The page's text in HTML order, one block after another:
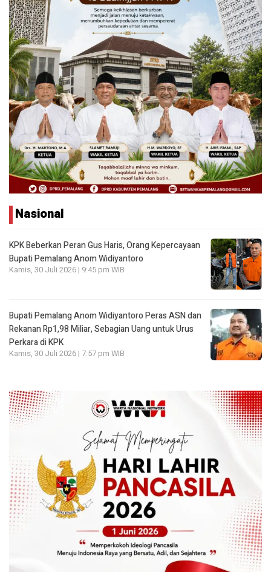
Nasional
KPK Beberkan Peran Gus Haris, Orang Kepercayaan
Bupati Pemalang Anom Widiyantoro
Kamis, 30 Juli 2026 | 9:45 pm WIB
Bupati Pemalang Anom Widiyantoro Peras ASN dan
Rekanan Rp1,98 Miliar, Sebagian Uang untuk Urus
Perkara di KPK
Kamis, 30 Juli 2026 | 7:57 pm WIB